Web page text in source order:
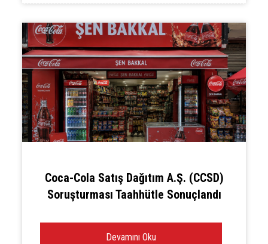
Coca-Cola Satış Dağıtım A.Ş. (CCSD)
Soruşturması Taahhütle Sonuçlandı
Devamını Oku